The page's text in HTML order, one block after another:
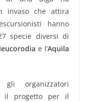
invaso che attira
hanno
specie diversi di
e l’Aquila
organizzatori
il progetto per il